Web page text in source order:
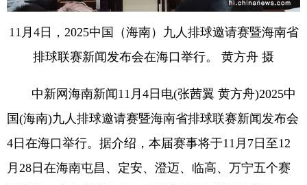
11月4日，2025中国（海南）九人排球邀请赛暨海南省
排球联赛新闻发布会在海口举行。 黄方舟 摄
中新网海南新闻11月4日电(张茜翼 黄方舟)2025中
国(海南)九人排球邀请赛暨海南省排球联赛新闻发布会
4日在海口举行。据介绍，本届赛事将于11月7日至12
月28日在海南屯昌、定安、澄迈、临高、万宁五个赛